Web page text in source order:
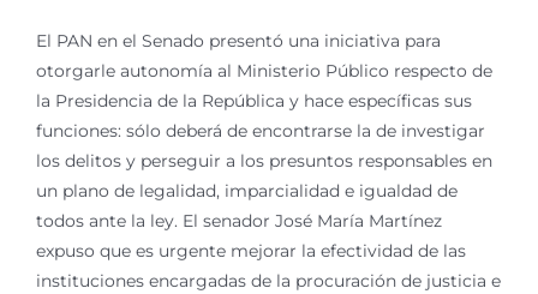
El PAN en el Senado presentó una iniciativa para
otorgarle autonomía al Ministerio Público respecto de
la Presidencia de la República y hace específicas sus
funciones: sólo deberá de encontrarse la de investigar
los delitos y perseguir a los presuntos responsables en
un plano de legalidad, imparcialidad e igualdad de
todos ante la ley. El senador José María Martínez
expuso que es urgente mejorar la efectividad de las
instituciones encargadas de la procuración de justicia e